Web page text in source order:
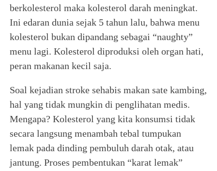
berkolesterol maka kolesterol darah meningkat.
Ini edaran dunia sejak 5 tahun lalu, bahwa menu
kolesterol bukan dipandang sebagai “naughty”
menu lagi. Kolesterol diproduksi oleh organ hati,
peran makanan kecil saja.
Soal kejadian stroke sehabis makan sate kambing,
hal yang tidak mungkin di penglihatan medis.
Mengapa? Kolesterol yang kita konsumsi tidak
secara langsung menambah tebal tumpukan
lemak pada dinding pembuluh darah otak, atau
jantung. Proses pembentukan “karat lemak”